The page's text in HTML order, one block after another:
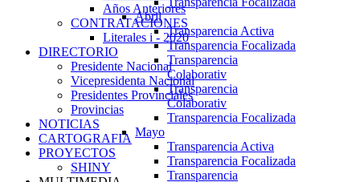
Abril
Transparencia Activa
Transparencia Focalizada
Transparencia
Colaborativ
Transparencia
Colaborativ
Transparencia Focalizada
Mayo
Transparencia Activa
Transparencia Focalizada
Transparencia
Años Anteriores
CONTRATACIONES
Literales i - 2020
DIRECTORIO
Presidente Nacional
Vicepresidenta Nacional
Presidentes Provinciales
Provincias
NOTICIAS
CARTOGRAFIA
PROYECTOS
SHINY